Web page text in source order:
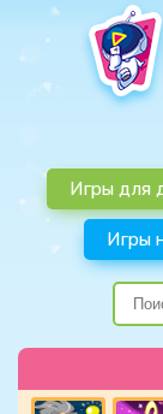
Игры для
Игры